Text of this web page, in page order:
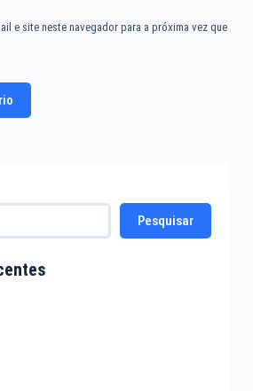
e site neste navegador para a próxima vez que
Pesquisar